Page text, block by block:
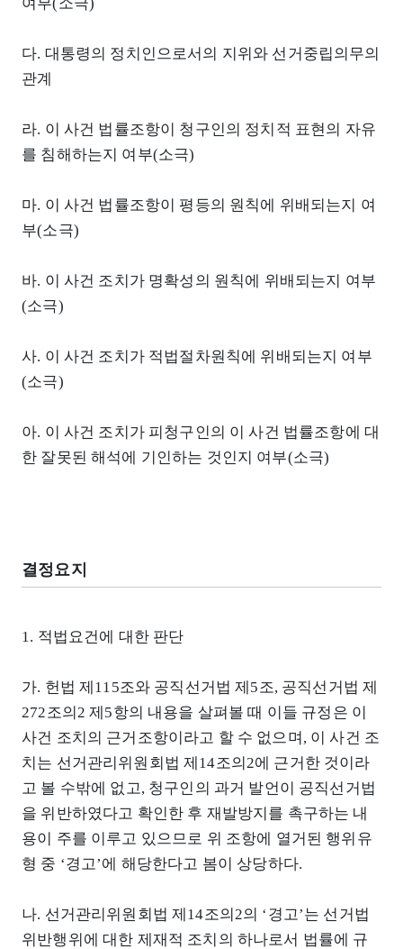
다. 대통령의 정치인으로서의 지위와 선거중립의무의
관계
라. 이 사건 법률조항이 청구인의 정치적 표현의 자유
를 침해하는지 여부(소극)
마. 이 사건 법률조항이 평등의 원칙에 위배되는지 여
부(소극)
바. 이 사건 조치가 명확성의 원칙에 위배되는지 여부
(소극)
사. 이 사건 조치가 적법절차원칙에 위배되는지 여부
(소극)
아. 이 사건 조치가 피청구인의 이 사건 법률조항에 대
한 잘못된 해석에 기인하는 것인지 여부(소극)
결정요지
1. 적법요건에 대한 판단
가. 헌법 제115조와 공직선거법 제5조, 공직선거법 제
272조의2 제5항의 내용을 살펴볼 때 이들 규정은 이
사건 조치의 근거조항이라고 할 수 없으며, 이 사건 조
치는 선거관리위원회법 제14조의2에 근거한 것이라
고 볼 수밖에 없고, 청구인의 과거 발언이 공직선거법
을 위반하였다고 확인한 후 재발방지를 촉구하는 내
용이 주를 이루고 있으므로 위 조항에 열거된 행위유
형 중 ‘경고’에 해당한다고 봄이 상당하다.
나. 선거관리위원회법 제14조의2의 ‘경고’는 선거법
위반행위에 대한 제재적 조치의 하나로서 법률에 규